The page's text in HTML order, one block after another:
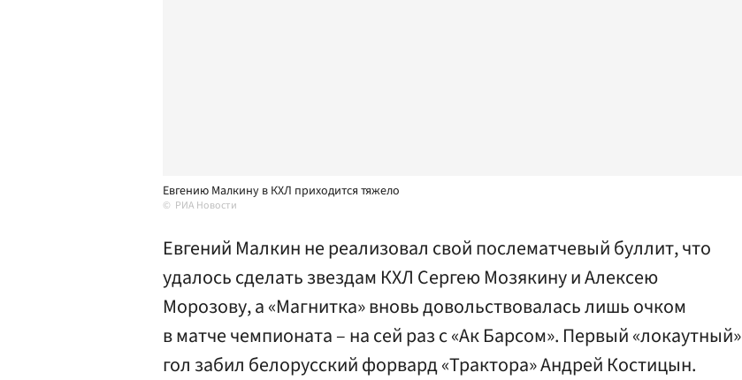
Евгению Малкину в КХЛ приходится тяжело
РИА Новости
Евгений Малкин не реализовал свой послематчевый буллит, что
удалось сделать звездам КХЛ Сергею Мозякину и Алексею
Морозову, а «Магнитка» вновь довольствовалась лишь очком
в матче чемпионата – на сей раз с «Ак Барсом». Первый «локаутный»
гол забил белорусский форвард «Трактора» Андрей Костицын.